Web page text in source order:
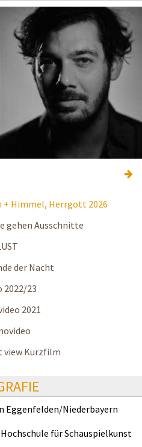
Himmel, Herrgott 2026
gehen Ausschnitte
der Nacht
2022/23
2021
view Kurzfilm
Eggenfelden/Niederbayern
für Schauspielkunst